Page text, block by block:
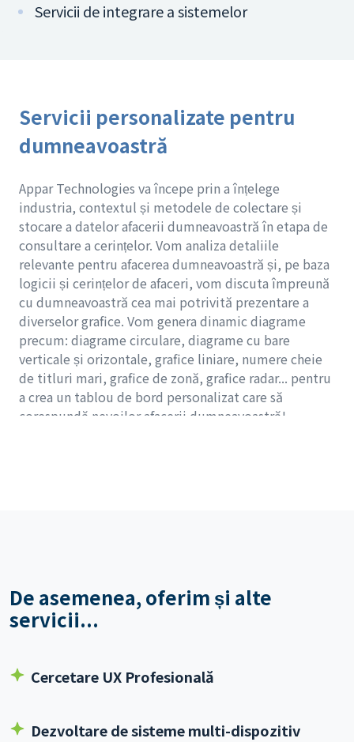
Servicii de integrare a sistemelor
Servicii personalizate pentru
dumneavoastră
Appar Technologies va începe prin a înțelege
industria, contextul și metodele de colectare și
stocare a datelor afacerii dumneavoastră în etapa de
consultare a cerințelor. Vom analiza detaliile
relevante pentru afacerea dumneavoastră și, pe baza
logicii și cerințelor de afaceri, vom discuta împreună
cu dumneavoastră cea mai potrivită prezentare a
diverselor grafice. Vom genera dinamic diagrame
precum: diagrame circulare, diagrame cu bare
verticale și orizontale, grafice liniare, numere cheie
de titluri mari, grafice de zonă, grafice radar... pentru
a crea un tablou de bord personalizat care să
corespundă nevoilor afacerii dumneavoastră!
De asemenea, oferim și alte
servicii...
Cercetare UX Profesională
Dezvoltare de sisteme multi-dispozitiv